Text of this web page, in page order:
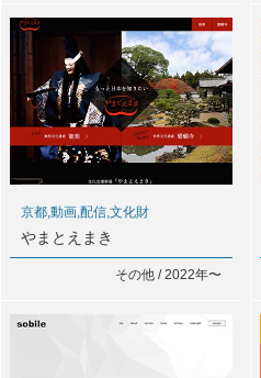
京都,動画,配信,文化財
やまとえまき
その他 / 2022年〜